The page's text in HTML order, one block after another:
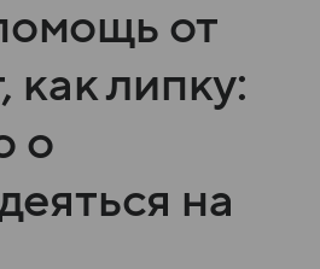
от
как липку:
о
на